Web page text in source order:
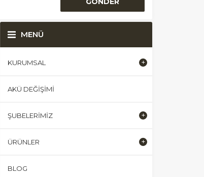
MENÜ
KURUMSAL
AKÜ DEĞIŞIMI
ŞUBELERIMIZ
ÜRÜNLER
BLOG